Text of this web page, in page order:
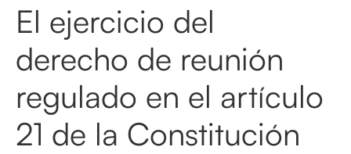
El ejercicio del
derecho de reunión
regulado en el artículo
21 de la Constitución